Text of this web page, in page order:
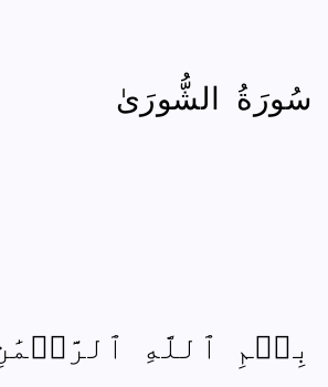
سُورَةُ الشُّورَىٰ
بِسۡمِ ٱللَّهِ